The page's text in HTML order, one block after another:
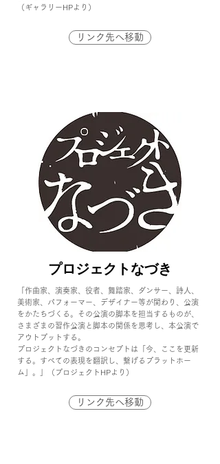
（ギャラリーHPより）
リンク先へ移動
プロジェクトなづき
「作曲家、演奏家、役者、舞踏家、ダンサー、詩人、
美術家、パフォーマー、デザイナー等が関わり、公演
をかたちづくる。その公演の脚本を担当するものが、
さまざまの習作公演と脚本の関係を思考し、本公演で
アウトプットする。
プロジェクトなづきのコンセプトは「今、ここを更新
する。すべての表現を翻訳し、繋げるプラットホー
ム」。」（プロジェクトHPより）
リンク先へ移動